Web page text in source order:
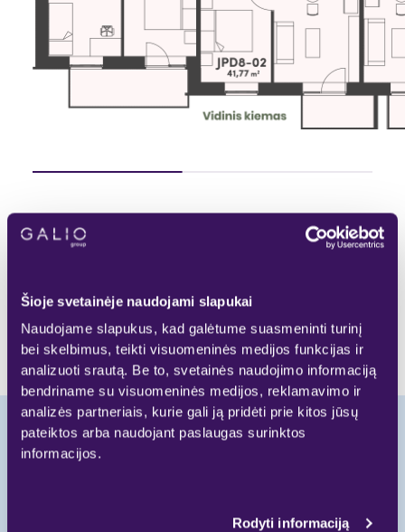
Šioje svetainėje naudojami slapukai
Naudojame slapukus, kad galėtume suasmeninti turinį
bei skelbimus, teikti visuomeninės medijos funkcijas ir
analizuoti srautą. Be to, svetainės naudojimo informaciją
bendriname su visuomeninės medijos, reklamavimo ir
analizės partneriais, kurie gali ją pridėti prie kitos jūsų
pateiktos arba naudojant paslaugas surinktos
informacijos.
Rodyti informaciją
Pasirinktas
Parduotas